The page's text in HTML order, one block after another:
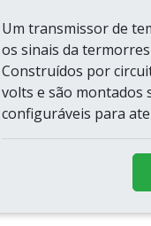
Um transmissor de
os sinais da
Construídos por
volts e são montados
configuráveis para